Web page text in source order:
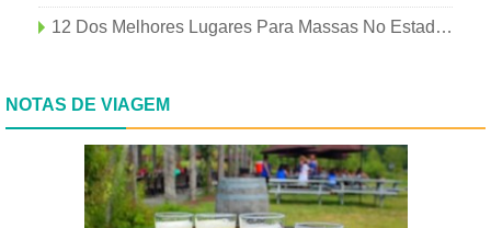
12 Dos Melhores Lugares Para Massas No Estado De Nova York
NOTAS DE VIAGEM